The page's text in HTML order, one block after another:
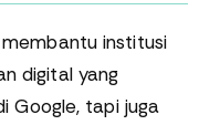
institusi
digital yang
Google, tapi juga